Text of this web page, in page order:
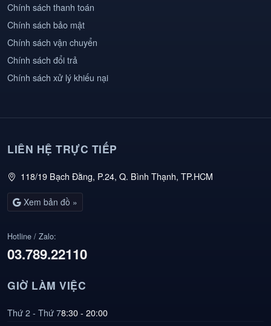
Chính sách thanh toán
Chính sách bảo mật
Chính sách vận chuyển
Chính sách đổi trả
Chính sách xử lý khiếu nại
LIÊN HỆ TRỰC TIẾP
118/19 Bạch Đằng, P.24, Q. Bình Thạnh, TP.HCM
Xem bản đồ »
Hotline / Zalo:
03.789.22110
GIỜ LÀM VIỆC
Thứ 2 - Thứ 78:30 - 20:00